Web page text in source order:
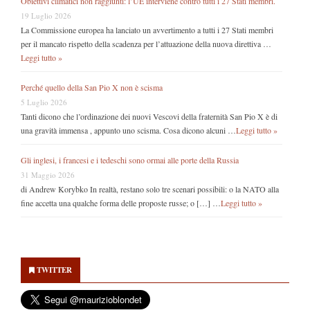
19 Luglio 2026
La Commissione europea ha lanciato un avvertimento a tutti i 27 Stati membri
per il mancato rispetto della scadenza per l’attuazione della nuova direttiva …
Leggi tutto »
Perché quello della San Pio X non è scisma
5 Luglio 2026
Tanti dicono che l’ordinazione dei nuovi Vescovi della fraternità San Pio X è di
una gravità immensa , appunto uno scisma. Cosa dicono alcuni …Leggi tutto »
Gli inglesi, i francesi e i tedeschi sono ormai alle porte della Russia
31 Maggio 2026
di Andrew Korybko In realtà, restano solo tre scenari possibili: o la NATO alla
fine accetta una qualche forma delle proposte russe; o […] …Leggi tutto »
Sidebar
TWITTER